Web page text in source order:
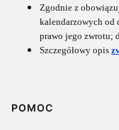
Zgodnie z
kalendarzowych od
prawo jego zwrotu;
Szczegółowy opis
Linki w stopce
POMOC